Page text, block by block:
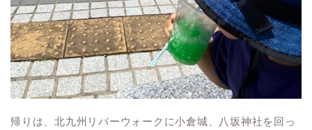
帰りは、北九州リバーウォークに小倉城、八坂神社を回っ